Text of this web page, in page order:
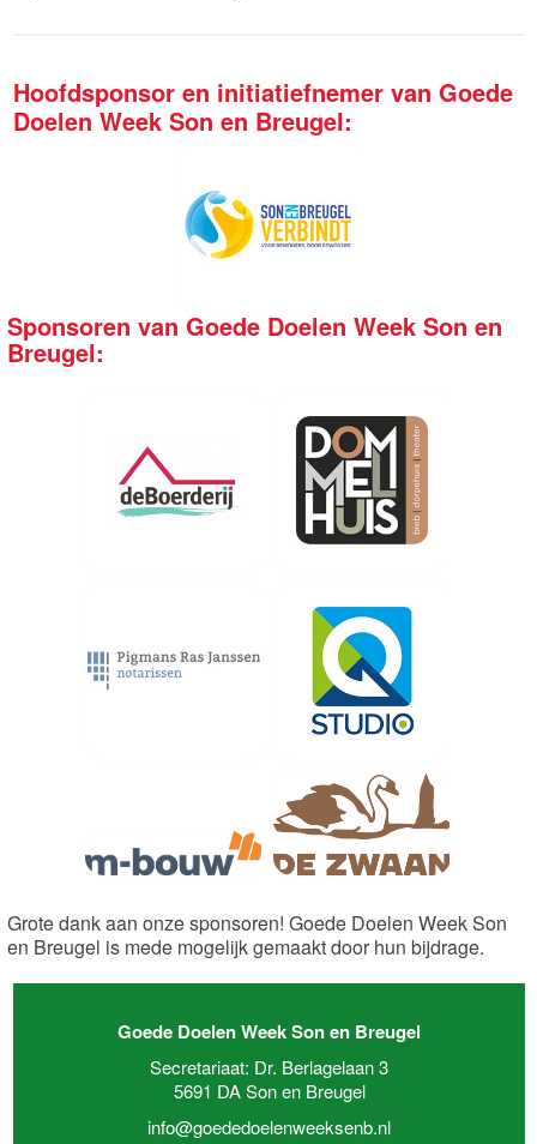
Hoofdsponsor en initiatiefnemer van Goede
Doelen Week Son en Breugel:
Sponsoren van Goede Doelen Week Son en
Breugel:
Grote dank aan onze sponsoren! Goede Doelen Week Son
en Breugel is mede mogelijk gemaakt door hun bijdrage.
Goede Doelen Week Son en Breugel
Secretariaat: Dr. Berlagelaan 3
5691 DA Son en Breugel
info@goededoelenweeksenb.nl